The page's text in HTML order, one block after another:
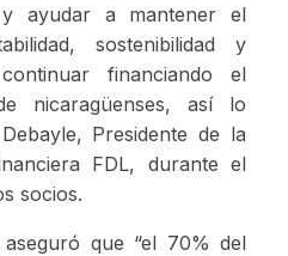
ayudar a mantener el
sostenibilidad y
financiando el
nicaragüenses, así lo
Presidente de la
FDL, durante el
socios.
que “el 70% del